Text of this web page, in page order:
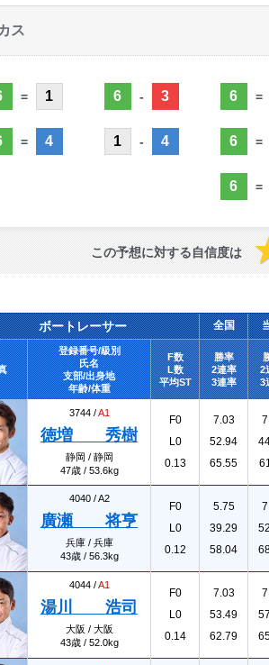
ス
= 1
= 4
6 - 3
1 - 4
6 =
6 =
6 =
この予想に対する自信度は
ボートレーサー 全国
登録番号/級別
氏名
支部/出身地
年齢/体重
F数
L数
平均ST
勝率
2連率
3連率
2
3
3744 /A1
徳増 秀樹
静岡 / 静岡
47歳 / 53.6kg
F0
L0
0.13
7.03
52.94
65.55
4040 /A2
廣瀬 将亨
兵庫 / 兵庫
43歳 / 56.3kg
F0
L0
0.12
5.75
39.29
58.04
4044 /A1
湯川 浩司
大阪 / 大阪
43歳 / 52.0kg
F0
L0
0.14
7.03
53.49
62.79